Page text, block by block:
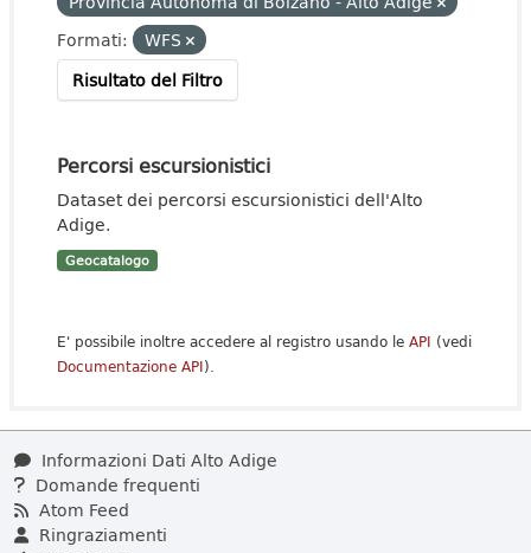
Formati:
WFS
Risultato del Filtro
Percorsi escursionistici
Dataset dei percorsi escursionistici dell'Alto
Adige.
Geocatalogo
E' possibile inoltre accedere al registro usando le API (vedi
Documentazione API).
Informazioni Dati Alto Adige
Domande frequenti
Atom Feed
Ringraziamenti